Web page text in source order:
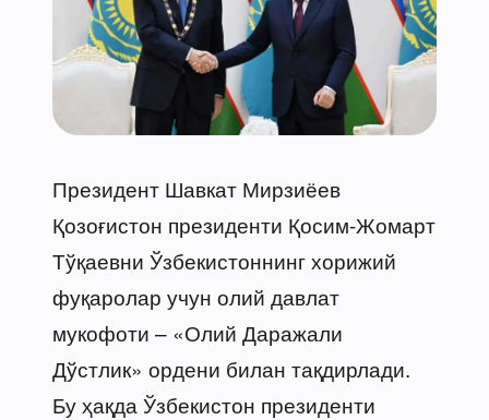
Президент Шавкат Мирзиёев
Қозоғистон президенти Қосим-Жомарт
Тўқаевни Ўзбекистоннинг хорижий
фуқаролар учун олий давлат
мукофоти – «Олий Даражали
Дўстлик» ордени билан тақдирлади.
Бу ҳақда Ўзбекистон президенти